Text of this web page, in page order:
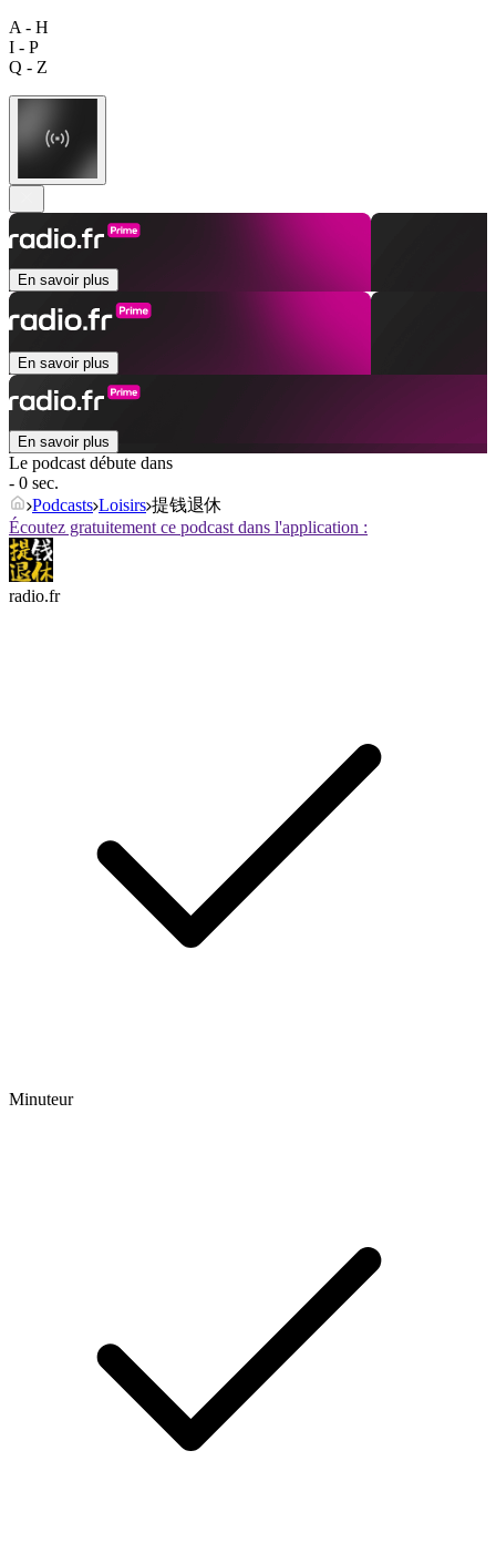
A - H
I - P
Q - Z
En savoir plus
En savoir plus
En savoir plus
Le podcast débute dans
- 0 sec.
Podcasts Loisirs 提钱退休
Écoutez gratuitement ce podcast dans l'application :
radio.fr
Minuteur